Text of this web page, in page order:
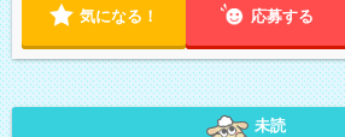
気になる！ 応募する
未読